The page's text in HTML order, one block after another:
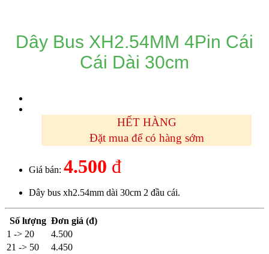
Dây Bus XH2.54MM 4Pin Cái
Cái Dài 30cm
HẾT HÀNG
Đặt mua để có hàng sớm
Giá bán: 4.500 đ
Dây bus xh2.54mm dài 30cm 2 đầu cái.
Số lượng Đơn giá (đ)
1 -> 20
4.500
21 -> 50
4.450